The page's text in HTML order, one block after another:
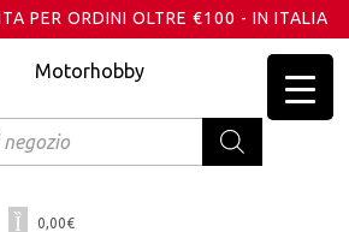
PER ORDINI OLTRE €100 - IN ITALIA
0,00€